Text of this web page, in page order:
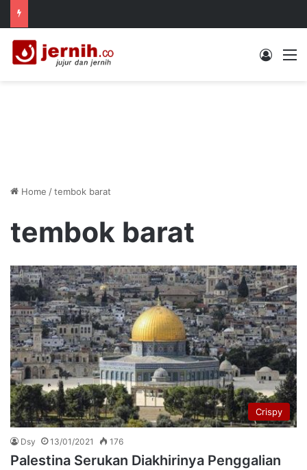
Log In
Home /tembok barat
tembok barat
Crispy
Dsy 13/01/2021 176
Palestina Serukan Diakhirinya Penggalian